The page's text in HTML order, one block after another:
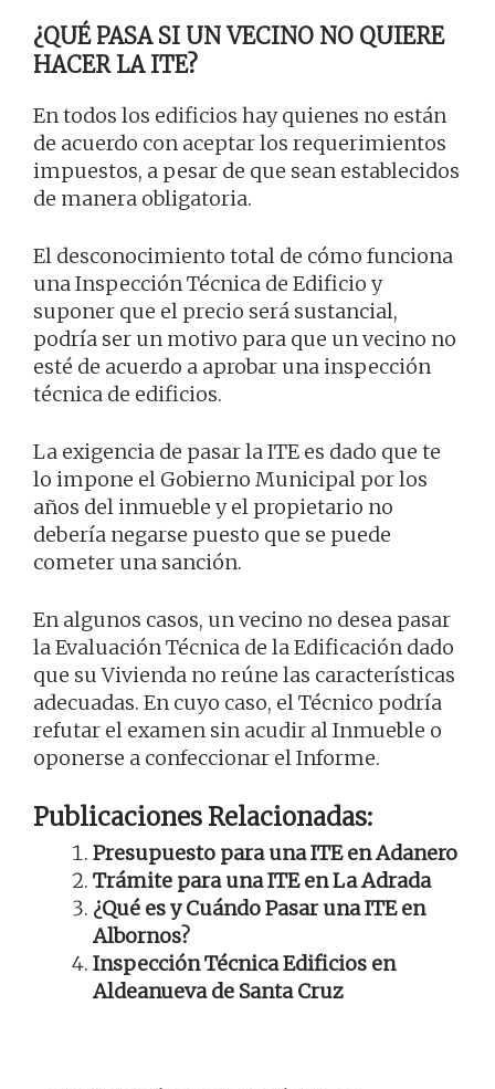
¿QUÉ PASA SI UN VECINO NO QUIERE
HACER LA ITE?
En todos los edificios hay quienes no están
de acuerdo con aceptar los requerimientos
impuestos, a pesar de que sean establecidos
de manera obligatoria.
El desconocimiento total de cómo funciona
una Inspección Técnica de Edificio y
suponer que el precio será sustancial,
podría ser un motivo para que un vecino no
esté de acuerdo a aprobar una inspección
técnica de edificios.
La exigencia de pasar la ITE es dado que te
lo impone el Gobierno Municipal por los
años del inmueble y el propietario no
debería negarse puesto que se puede
cometer una sanción.
En algunos casos, un vecino no desea pasar
la Evaluación Técnica de la Edificación dado
que su Vivienda no reúne las características
adecuadas. En cuyo caso, el Técnico podría
refutar el examen sin acudir al Inmueble o
oponerse a confeccionar el Informe.
Publicaciones Relacionadas:
Presupuesto para una ITE en Adanero
Trámite para una ITE en La Adrada
¿Qué es y Cuándo Pasar una ITE en
Albornos?
Inspección Técnica Edificios en
Aldeanueva de Santa Cruz